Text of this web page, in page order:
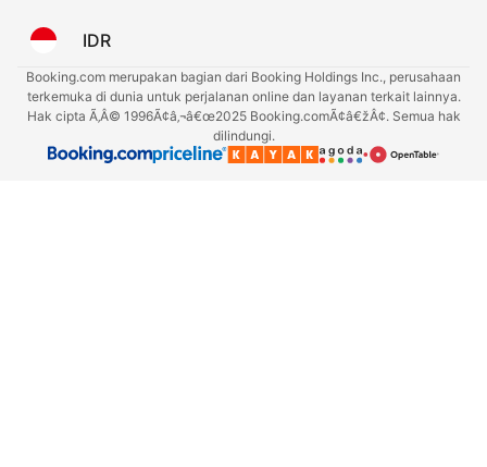
IDR
Booking.com merupakan bagian dari Booking Holdings Inc., perusahaan
terkemuka di dunia untuk perjalanan online dan layanan terkait lainnya.
Hak cipta Ã‚Â© 1996Ã¢â‚¬â€œ2025 Booking.comÃ¢â€žÂ¢. Semua hak
dilindungi.